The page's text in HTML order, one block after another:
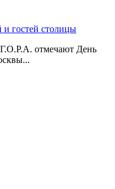
и гостей столицы
отмечают День